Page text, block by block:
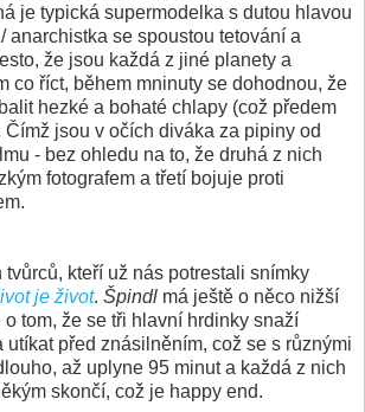
je typická supermodelka s dutou hlavou
anarchistka se spoustou tetování a
že jsou každá z jiné planety a
co říct, během mninuty se dohodnou, že
hezké a bohaté chlapy (což předem
jsou v očích diváka za pipiny od
- bez ohledu na to, že druhá z nich
fotografem a třetí bojuje proti
kteří už nás potrestali snímky
je život. Špindl má ještě o něco nižší
tom, že se tři hlavní hrdinky snaží
před znásilněním, což se s různými
až uplyne 95 minut a každá z nich
skončí, což je happy end.